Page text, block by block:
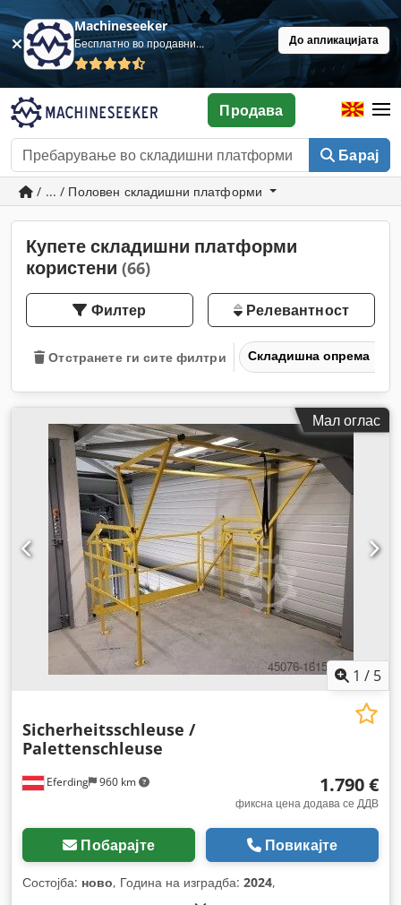
Machineseeker
Бесплатно во продавница До апликацијата
Барај
Продава
/ ... / Половен складишни платформи
Купете складишни платформи
користени (66)
Филтер Релевантност
Отстранете ги сите филтри Складишна опрема
Мал оглас
1 / 5
Eferding 960 km
Sicherheitsschleuse /
Palettenschleuse
1.790 €
фиксна цена додава се ДДВ
Побарајте Повикајте
Состојба: ново, Година на изградба: 2024,